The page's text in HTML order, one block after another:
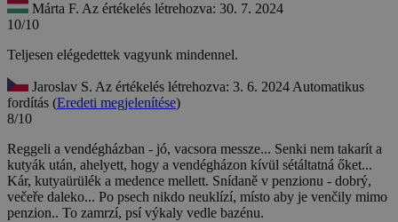
Márta F. Az értékelés létrehozva: 30. 7. 2024
10/10
Teljesen elégedettek vagyunk mindennel.
Jaroslav S. Az értékelés létrehozva: 3. 6. 2024 Automatikus
fordítás (Eredeti megjelenítése)
8/10
Reggeli a vendégházban - jó, vacsora messze... Senki nem takarít a
kutyák után, ahelyett, hogy a vendégházon kívül sétáltatná őket...
Kár, kutyaürülék a medence mellett. Snídaně v penzionu - dobrý,
večeře daleko... Po psech nikdo neuklízí, místo aby je venčily mimo
penzion.. To zamrzí, psí výkaly vedle bazénu.